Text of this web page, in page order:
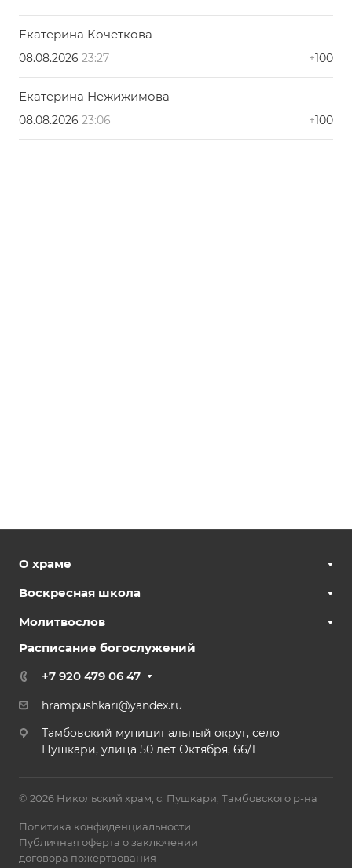
Екатерина Кочеткова
08.08.2026 23:27 +100
Екатерина Нежижимова
08.08.2026 23:06 +100
О храме
Воскресная школа
Молитвослов
Расписание богослужений
+7 920 479 06 47
hrampushkari@yandex.ru
Тамбовский муниципальный округ, село
Пушкари, улица 50 лет Октября, 66/1
© 2026 Никольский храм, с. Пушкари, Тамбовского р-на
Политика конфиденциальности
Публичная оферта о заключении
договора пожертвования